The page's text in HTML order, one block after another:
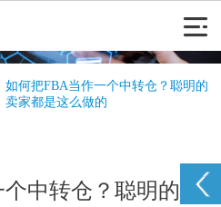
如何把FBA当作一个中转仓？聪明的
卖家都是这么做的
中转仓？聪明的卖